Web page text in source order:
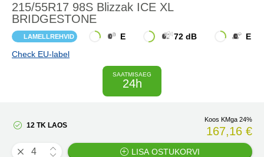
215/55R17 98S Blizzak ICE XL
BRIDGESTONE
LAMELLREHVID E 72 dB
E
Check EU-label
SAATMISAEG
24h
12 TK LAOS
Koos KMga 24%
167,16 €
LISA OSTUKORVI